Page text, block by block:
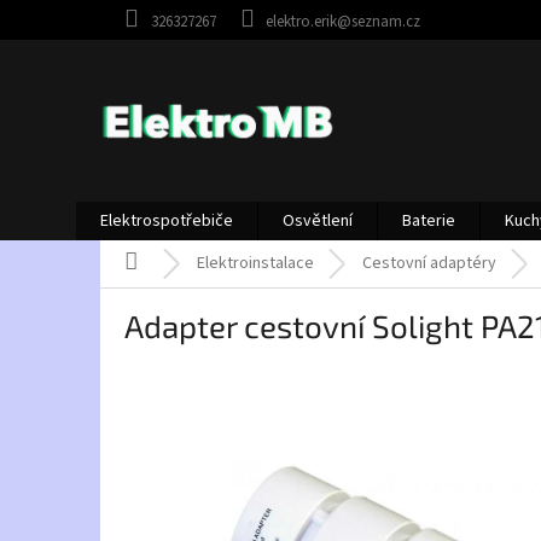
326327267 elektro.erik@seznam.cz
Elektrospotřebiče Osvětlení Baterie
Domů
Elektroinstalace Cestovní adaptéry
Adapter cestovní Solight